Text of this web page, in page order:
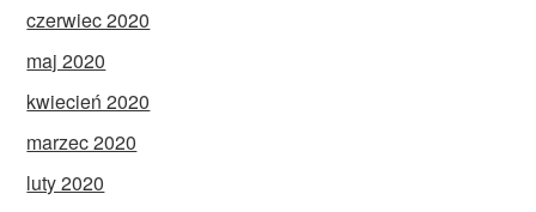
czerwiec 2020
maj 2020
kwiecień 2020
marzec 2020
luty 2020